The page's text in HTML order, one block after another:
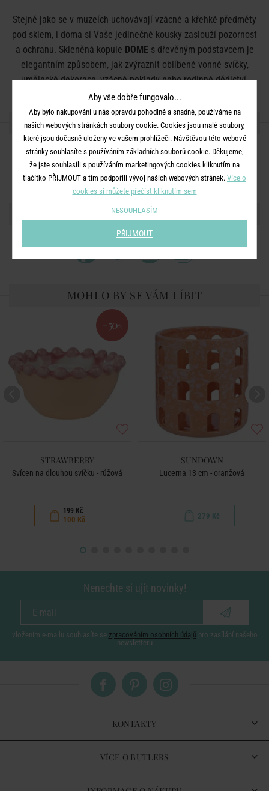
Stejně jako se v muzeích uchovávají vzácné a křehké předměty
pod sklem, i doma si Vaše jedinečné kousky zaslouží pozornost
a ochranu. Skleněná kopule DOME s dřevěným podstavcem je
elegantním způsobem, jak zvýraznit oblíbené vonné svíčky,
umělecké dekorace, vzácné poklady nebo rodinné dědictví.
Stylová ochrana a sofistikovaná prezentace v jednom.
DETAILY PRODUKTU
Rozměry:průměr 15 x V 20 cm
Materiál: sklo, bambus
SDÍLEJTE S PŘÁTELI
MOHLO BY SE VÁM LÍBIT
-50 %
STRAWBERRY
Svícen na dlouhou svíčku - růžová
199 Kč
100 Kč
SUNDOWN
Lucerna 13 cm - oranžová
279 Kč
Nenechte si ujít novinky!
vložením e-mailu souhlasíte se zpracováním osobních údajů pro zasílání našeho
newsletteru
KONTAKTY
VÍCE O BUTLERS
Aby vše dobře fungovalo...
Aby bylo nakupování u nás opravdu pohodlné a snadné, používáme na
našich webových stránkách soubory cookie. Cookies jsou malé soubory,
které jsou dočasně uloženy ve vašem prohlížeči. Návštěvou této webové
stránky souhlasíte s používáním základních souborů cookie. Děkujeme,
že jste souhlasili s používáním marketingových cookies kliknutím na
tlačítko PŘIJMOUT a tím podpořili vývoj našich webových stránek. Více o
cookies si můžete přečíst kliknutím sem
NESOUHLASÍM
PŘIJMOUT